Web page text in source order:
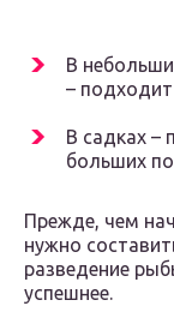
В
–
В садках –
больших
Прежде, чем
нужно
разведение
успешнее.